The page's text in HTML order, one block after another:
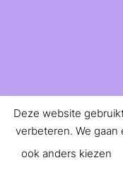
Deze website
verbeteren. We gaan
ook anders kiezen